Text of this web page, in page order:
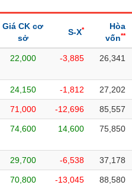
Giá CK cơ
sở
S-X*
Hòa
vốn**
22,000 -3,885 26,341
24,150 -1,812 27,202
71,000 -12,696 85,557
74,600 14,600 75,850
29,700 -6,538 37,178
70,800 -13,045 88,580